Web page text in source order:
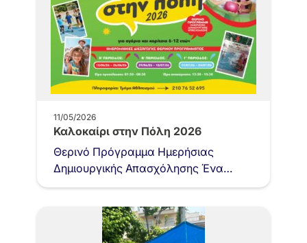
11/05/2026
Καλοκαίρι στην Πόλη 2026
Θερινό Πρόγραμμα Ημερήσιας
Δημιουργικής Απασχόλησης Ένα
καλοκαίρι γεμάτο παιχνίδι, άθληση
πόλης μας ξεκινά! Για…